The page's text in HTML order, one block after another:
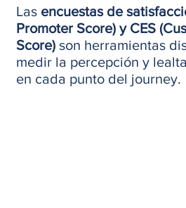
Las encuestas de
Promoter Score) y CES
Score)son herramientas
medir la percepción y
en cada punto del journey.